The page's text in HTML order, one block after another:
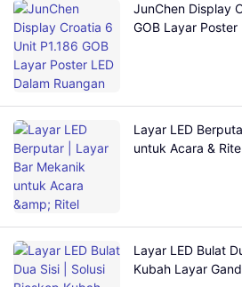
JunChen Display
GOB Layar Poster
Layar LED
untuk Acara &
Layar LED Bulat
Kubah Layar